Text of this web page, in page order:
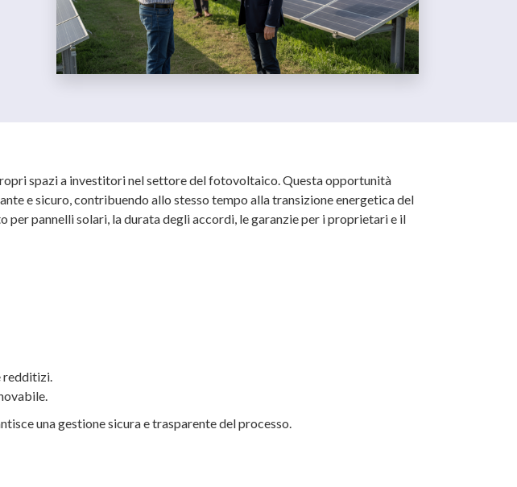
spazi a investitori nel settore del fotovoltaico. Questa opportunità
e sicuro, contribuendo allo stesso tempo alla transizione energetica del
pannelli solari, la durata degli accordi, le garanzie per i proprietari e il
redditizi.
una gestione sicura e trasparente del processo.